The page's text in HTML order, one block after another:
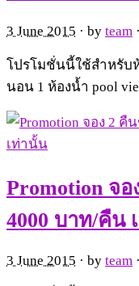
3 June 2015 · by team
โปรโมชั่นนี้ใช้สำหรับห้
นอน 1 ห้องน้ำ pool
Promotion จ
4000 บาท/คืน
3 June 2015 · by team